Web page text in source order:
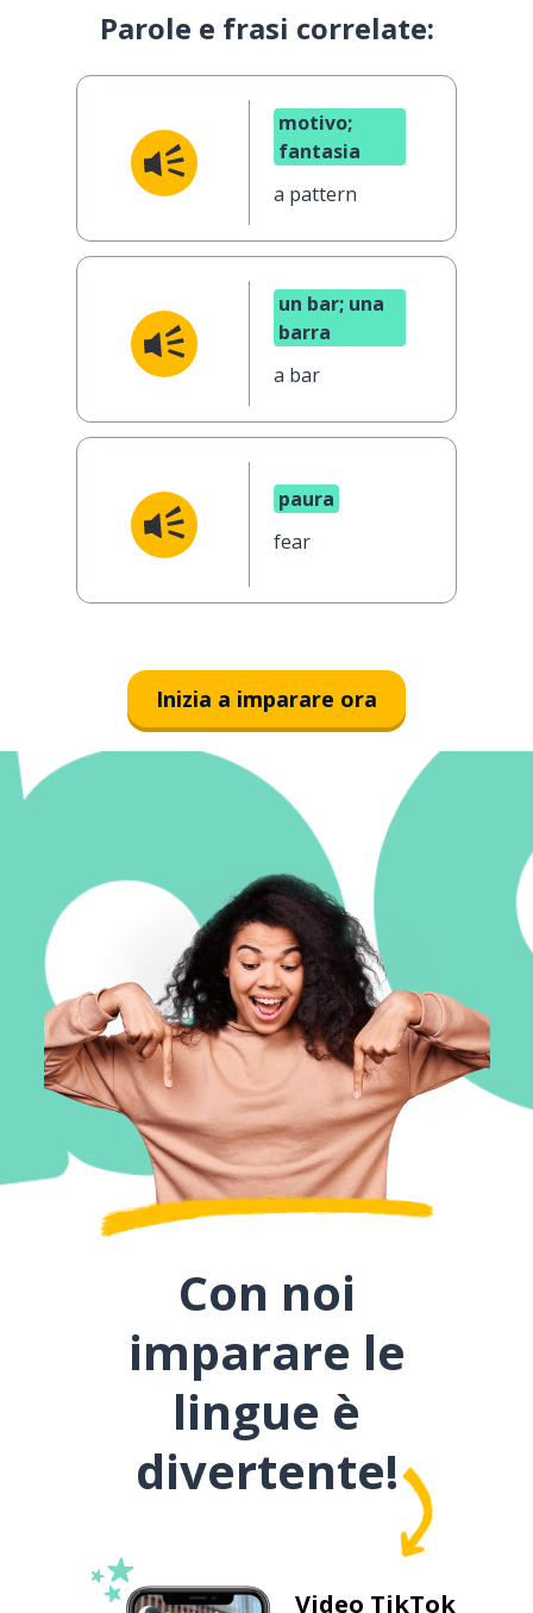
Parole e frasi correlate:
motivo;
fantasia
a pattern
un bar; una
barra
a bar
paura
fear
Inizia a imparare ora
Con noi
imparare le
lingue è
divertente!
Video TikTok